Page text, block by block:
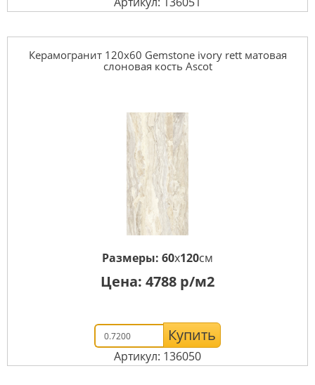
Керамогранит 120x60 Gemstone ivory rett матовая
слоновая кость Ascot
Размеры: 60x120см
Цена: 4788 р/м2
Купить
Артикул: 136050